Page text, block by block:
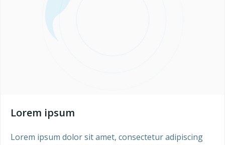
Lorem ipsum
Lorem ipsum dolor sit amet, consectetur adipiscing